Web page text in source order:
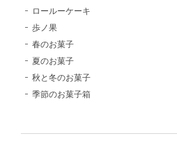
ロールーケーキ
歩ノ果
春のお菓子
夏のお菓子
秋と冬のお菓子
季節のお菓子箱